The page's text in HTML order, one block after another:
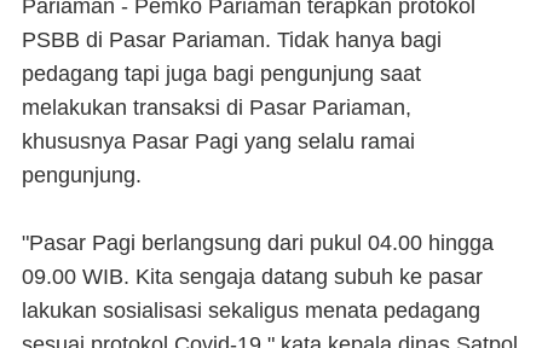
Pariaman - Pemko Pariaman terapkan protokol
PSBB di Pasar Pariaman. Tidak hanya bagi
pedagang tapi juga bagi pengunjung saat
melakukan transaksi di Pasar Pariaman,
khususnya Pasar Pagi yang selalu ramai
pengunjung.
"Pasar Pagi berlangsung dari pukul 04.00 hingga
09.00 WIB. Kita sengaja datang subuh ke pasar
lakukan sosialisasi sekaligus menata pedagang